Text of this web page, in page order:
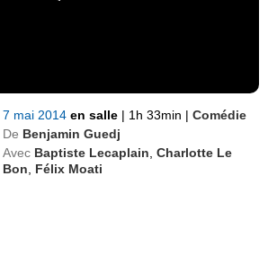
7 mai 2014en salle | 1h 33min | Comédie
De Benjamin Guedj
Avec Baptiste Lecaplain ,Charlotte Le
Bon
Félix Moati